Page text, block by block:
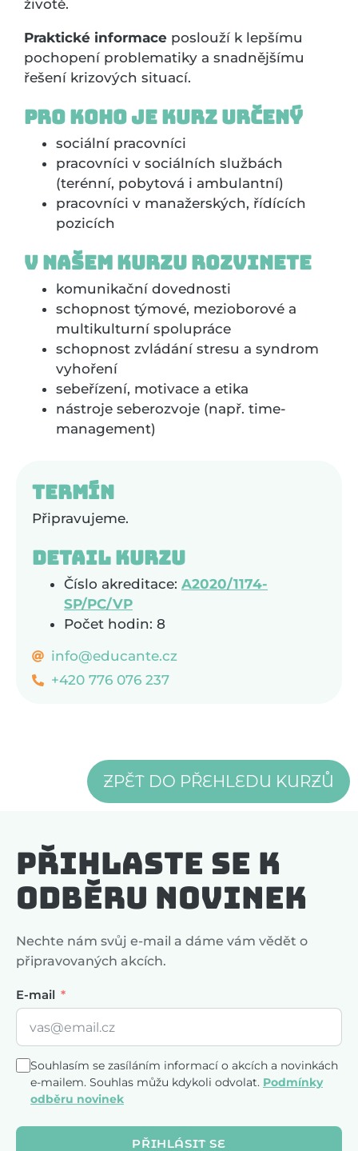
životě.
Praktické informace poslouží k lepšímu
pochopení problematiky a snadnějšímu
řešení krizových situací.
Pro koho je kurz určený
sociální pracovníci
pracovníci v sociálních službách
(terénní, pobytová i ambulantní)
pracovníci v manažerských, řídících
pozicích
V našem kurzu rozvinete
komunikační dovednosti
schopnost týmové, mezioborové a
multikulturní spolupráce
schopnost zvládání stresu a syndrom
vyhoření
sebeřízení, motivace a etika
nástroje seberozvoje (např. time-
management)
Termín
Připravujeme.
Detail kurzu
Číslo akreditace: A2020/1174-
SP/PC/VP
Počet hodin: 8
info@educante.cz
+420 776 076 237
ZPĚT DO PŘEHLEDU KURZŮ
Přihlaste se k
odběru novinek
Nechte nám svůj e-mail a dáme vám vědět o
připravovaných akcích.
E-mail
Souhlasím se zasíláním informací o akcích a novinkách
e-mailem. Souhlas můžu kdykoli odvolat. Podmínky
odběru novinek
PŘIHLÁSIT SE